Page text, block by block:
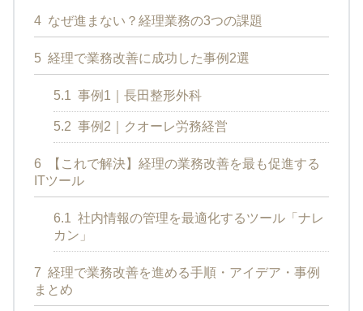
4 なぜ進まない？経理業務の3つの課題
5 経理で業務改善に成功した事例2選
5.1 事例1｜長田整形外科
5.2 事例2｜クオーレ労務経営
6
【これで解決】経理の業務改善を最も促進する
ITツール
6.1 社内情報の管理を最適化するツール「ナレ
カン」
7 経理で業務改善を進める手順・アイデア・事例
まとめ